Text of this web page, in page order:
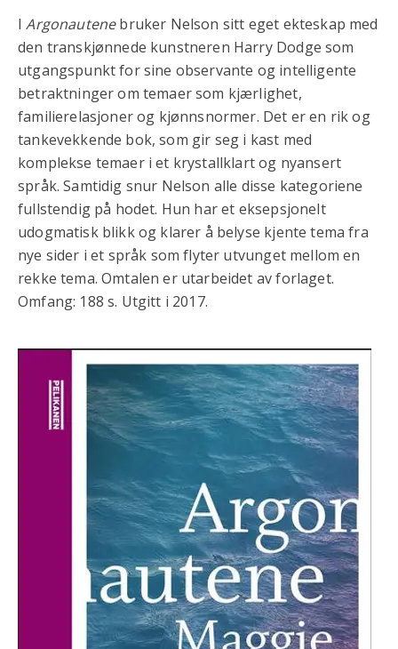
IArgonautenebruker Nelson sitt eget ekteskap med
den transkjønnede kunstneren Harry Dodge som
utgangspunkt for sine observante og intelligente
betraktninger om temaer som kjærlighet,
familierelasjoner og kjønnsnormer. Det er en rik og
tankevekkende bok, som gir seg i kast med
komplekse temaer i et krystallklart og nyansert
språk. Samtidig snur Nelson alle disse kategoriene
fullstendig på hodet. Hun har et eksepsjonelt
udogmatisk blikk og klarer å belyse kjente tema fra
nye sider i et språk som flyter utvunget mellom en
rekke tema. Omtalen er utarbeidet av forlaget.
Omfang: 188 s. Utgitt i 2017.